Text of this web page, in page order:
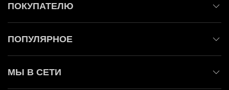
ПОКУПАТЕЛЮ
ПОПУЛЯРНОЕ
МЫ В СЕТИ